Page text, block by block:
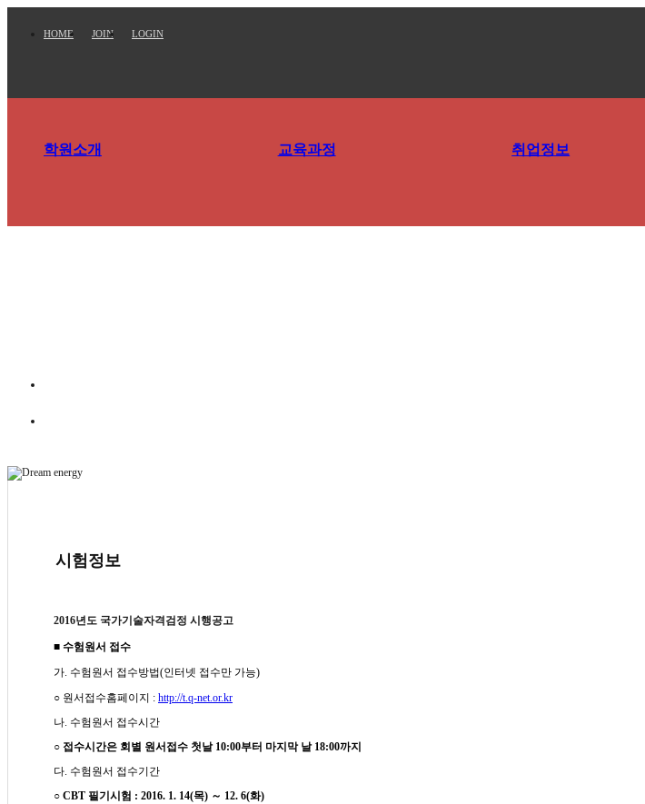
HOME JOIN LOGIN
학원소개 교육과정 취업정보
시험정보
2016년도 국가기술자격검정 시행공고
■ 수험원서 접수
가. 수험원서 접수방법(인터넷 접수만 가능)
○ 원서접수홈페이지 : http://t.q-net.or.kr
나. 수험원서 접수시간
○ 접수시간은 회별 원서접수 첫날 10:00부터 마지막 날 18:00까지
다. 수험원서 접수기간
○ CBT 필기시험 : 2016. 1. 14(목) ～ 12. 6(화)